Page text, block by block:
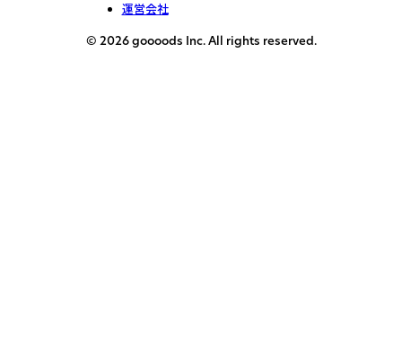
運営会社
© 2026 goooods Inc. All rights reserved.